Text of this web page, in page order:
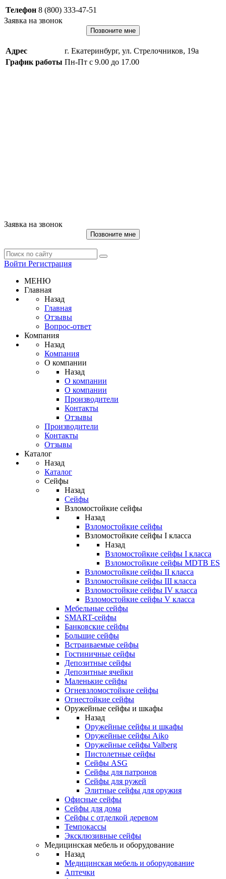
Телефон 8 (800) 333-47-51
Заявка на звонок
Позвоните мне
Адрес
г. Екатеринбург, ул. Стрелочников, 19а
График работы Пн-Пт с 9.00 до 17.00
Заявка на звонок
Позвоните мне
Войти Регистрация
МЕНЮ
Главная
Назад
Главная
Отзывы
Вопрос-ответ
Компания
Назад
Компания
О компании
Назад
О компании
О компании
Производители
Контакты
Отзывы
Производители
Контакты
Отзывы
Каталог
Назад
Каталог
Сейфы
Назад
Сейфы
Взломостойкие сейфы
Назад
Взломостойкие сейфы
Взломостойкие сейфы I класса
Назад
Взломостойкие сейфы I класса
Взломостойкие сейфы MDTB ES
Взломостойкие сейфы II класса
Взломостойкие сейфы III класса
Взломостойкие сейфы IV класса
Взломостойкие сейфы V класса
Мебельные сейфы
SMART-сейфы
Банковские сейфы
Большие сейфы
Встраиваемые сейфы
Гостиничные сейфы
Депозитные сейфы
Депозитные ячейки
Маленькие сейфы
Огневзломостойкие сейфы
Огнестойкие сейфы
Оружейные сейфы и шкафы
Назад
Оружейные сейфы и шкафы
Оружейные сейфы Aiko
Оружейные сейфы Valberg
Пистолетные сейфы
Сейфы ASG
Сейфы для патронов
Сейфы для ружей
Элитные сейфы для оружия
Офисные сейфы
Сейфы для дома
Сейфы с отделкой деревом
Темпокассы
Эксклюзивные сейфы
Медицинская мебель и оборудование
Назад
Медицинская мебель и оборудование
Аптечки